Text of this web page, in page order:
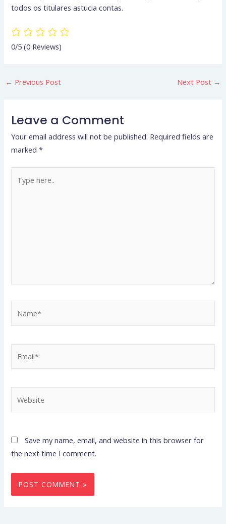
todos os titulares astucia contas.
0/5(0 Reviews)
← Previous Post Next Post →
Leave a Comment
Your email address will not be published. Required fields are
marked*
here..
Save my name, email, and website in this browser for
the next time I comment.